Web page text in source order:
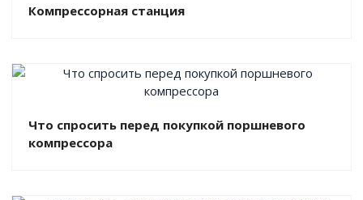
Компрессорная станция
Что спросить перед покупкой поршневого
компрессора